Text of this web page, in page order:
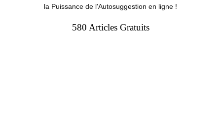
la Puissance de l'Autosuggestion en ligne !
580 Articles Gratuits